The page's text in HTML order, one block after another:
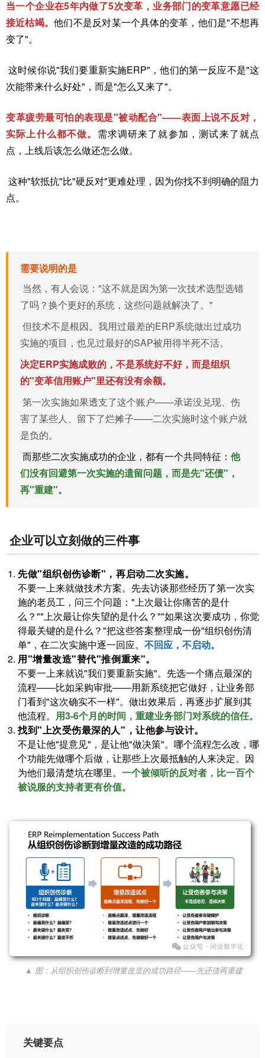
当一个企业在5年内做了5次变革，业务部门的变革意愿已经
接近枯竭。他们不是反对某一个具体的变革，他们是"不想再
变了"。
这时候你说"我们要重新实施ERP"，他们的第一反应不是"这
次能带来什么好处"，而是"怎么又来了"。
变革疲劳最可怕的表现是"被动配合"——表面上说不反对，
实际上什么都不做。 需求调研来了就参加，测试来了就点
点，上线后该怎么做还怎么做。
这种"软抵抗"比"硬反对"更难处理，因为你找不到明确的阻力
点。
需要说明的是
当然，有人会说："这不就是因为第一次技术选型选错
了吗？换个更好的系统，这些问题就解决了。"
但技术不是根因。我用过最差的ERP系统做出过成功
实施的项目，也见过最好的SAP被用得半死不活。
决定ERP实施成败的，不是系统好不好，而是组织
的"变革信用账户"里还有没有余额。
第一次实施如果透支了这个账户——承诺没兑现、伤
害了某些人、留下了烂摊子——二次实施时这个账户就
是负的。
而那些二次实施成功的企业，都有一个共同特征： 他
们没有回避第一次实施的遗留问题，而是先"还债"，
再"重建"。
企业可以立刻做的三件事
先做"组织创伤诊断"，再启动二次实施。
不要一上来就做技术方案。先去访谈那些经历了第一次实
施的老员工，问三个问题："上次最让你痛苦的是什
么？""上次最让你失望的是什么？""如果这次要成功，你觉
得最关键的是什么？"把这些答案整理成一份"组织创伤清
单"，在二次实施中逐一回应。 不回应，不启动。
用"增量改造"替代"推倒重来"。
不要一上来就说"我们要重新实施"。先选一个痛点最深的
流程——比如采购审批——用新系统把它做好，让业务部
门看到"这次确实不一样"。做出效果后，再逐步扩展到其
他流程。 用3-6个月的时间，重建业务部门对系统的信任。
找到"上次受伤最深的人"，让他参与设计。
不是让他"提意见"，是让他"做决策"。哪个流程怎么改，哪
个功能先做哪个后做，让那些上次最抵触的人来决定。因
为他们最清楚坑在哪里。 一个被倾听的反对者，比一百个
被说服的支持者更有价值。
▲ 图：从组织创伤诊断到增量改造的成功路径——先还债再重建
关键要点